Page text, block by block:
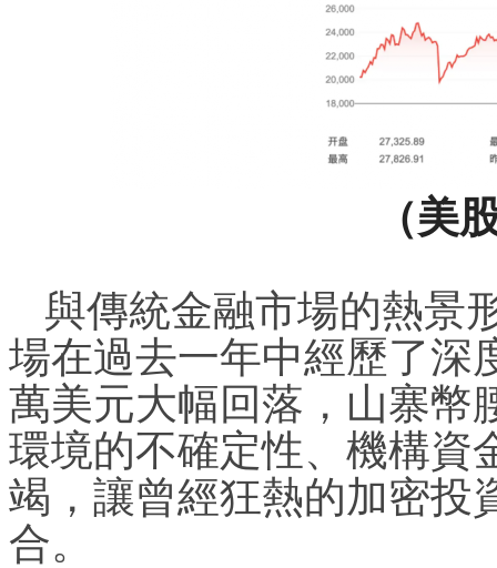
（美
與傳統金融市場的熱景
場在過去一年中經歷了深
萬美元大幅回落，山寨幣
環境的不確定性、機構資
竭，讓曾經狂熱的加密投
合。